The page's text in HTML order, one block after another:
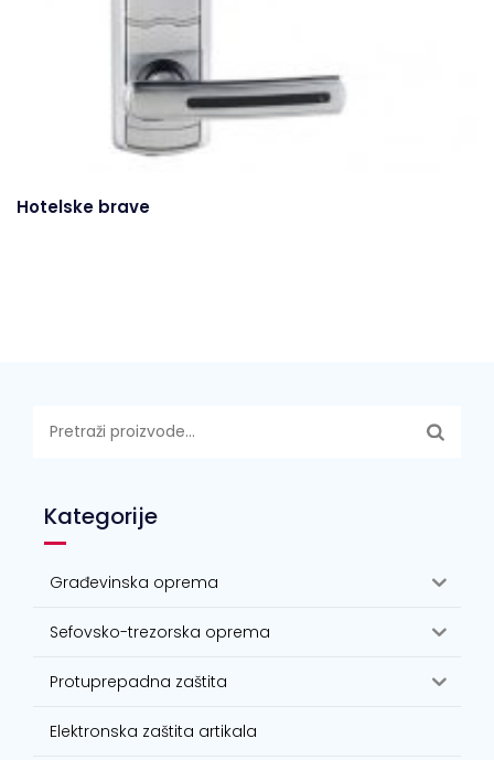
Hotelske brave
Kategorije
Građevinska oprema
Sefovsko-trezorska oprema
Protuprepadna zaštita
Elektronska zaštita artikala